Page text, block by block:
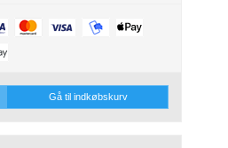
Gå til indkøbskurv